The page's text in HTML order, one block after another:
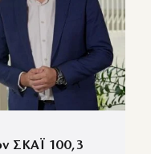
ΣΚΑΪ 100,3